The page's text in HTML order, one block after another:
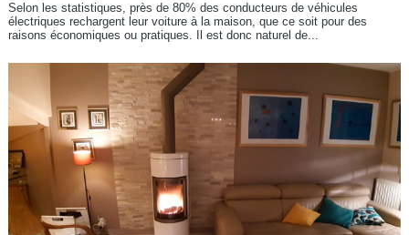
Selon les statistiques, près de 80% des conducteurs de véhicules
électriques rechargent leur voiture à la maison, que ce soit pour des
raisons économiques ou pratiques. Il est donc naturel de...